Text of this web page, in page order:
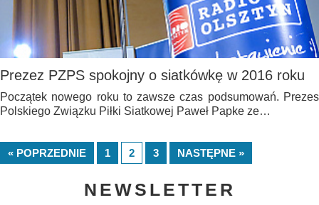
Prezez PZPS spokojny o siatkówkę w 2016 roku
Początek nowego roku to zawsze czas podsumowań. Prezes
Polskiego Związku Piłki Siatkowej Paweł Papke ze…
« POPRZEDNIE 1 2 3 NASTĘPNE »
NEWSLETTER